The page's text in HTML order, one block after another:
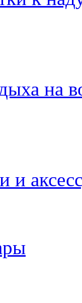
на
и